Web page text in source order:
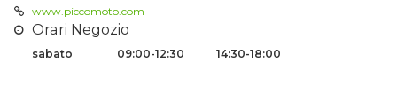
www.piccomoto.com
Orari Negozio
sabato 09:00-12:30 14:30-18:00